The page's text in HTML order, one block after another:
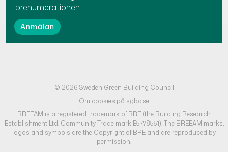
prenumerationen.
© 2026 Sweden Green Building Council
Om cookies på sgbc.se
BREEAM is a registered trademark of BRE (the Building Research
Establishment Ltd. Community Trade mark E5778551). The BREEAM marks,
logos and symbols are the Copyright of BRE and are reproduced by
permission.